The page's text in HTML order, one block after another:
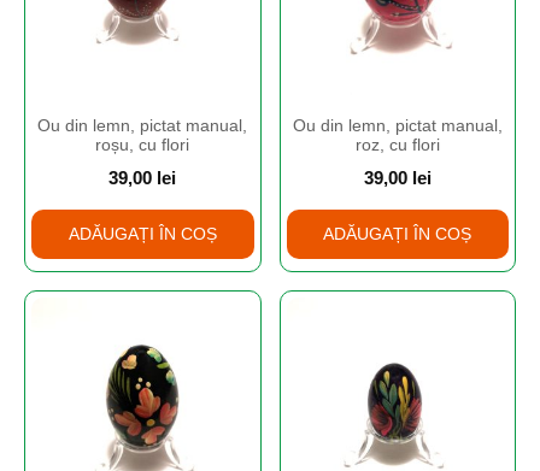
Ou din lemn, pictat manual,
roșu, cu flori
39,00 lei
ADĂUGAȚI ÎN COȘ
Ou din lemn, pictat manual,
roz, cu flori
39,00 lei
ADĂUGAȚI ÎN COȘ